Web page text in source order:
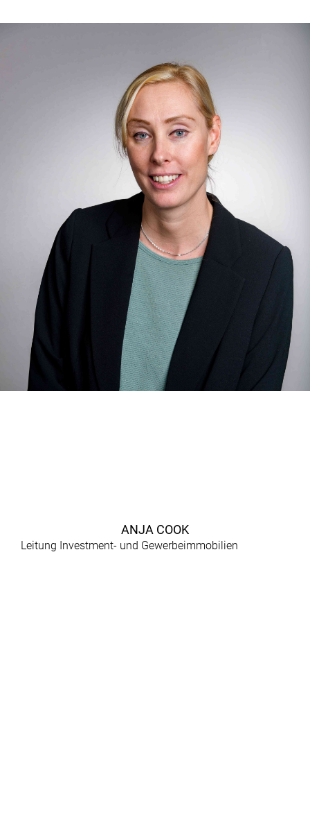
ANJA COOK
Leitung Investment- und Gewerbeimmobilien